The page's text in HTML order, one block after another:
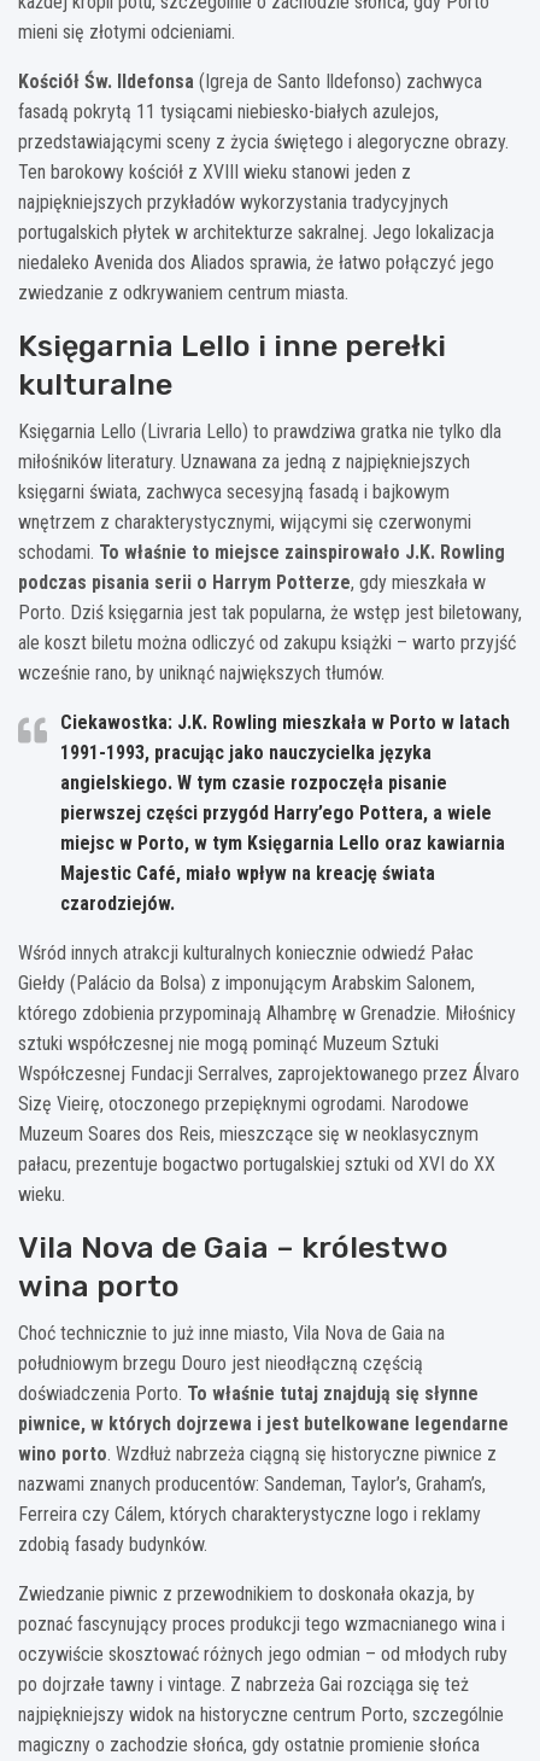
mieni się złotymi odcieniami.
Kościół Św. Ildefonsa (Igreja de Santo Ildefonso) zachwyca
fasadą pokrytą 11 tysiącami niebiesko-białych azulejos,
przedstawiającymi sceny z życia świętego i alegoryczne obrazy.
Ten barokowy kościół z XVIII wieku stanowi jeden z
najpiękniejszych przykładów wykorzystania tradycyjnych
portugalskich płytek w architekturze sakralnej. Jego lokalizacja
niedaleko Avenida dos Aliados sprawia, że łatwo połączyć jego
zwiedzanie z odkrywaniem centrum miasta.
Księgarnia Lello i inne perełki
kulturalne
Księgarnia Lello (Livraria Lello) to prawdziwa gratka nie tylko dla
miłośników literatury. Uznawana za jedną z najpiękniejszych
księgarni świata, zachwyca secesyjną fasadą i bajkowym
wnętrzem z charakterystycznymi, wijącymi się czerwonymi
schodami. To właśnie to miejsce zainspirowało J.K. Rowling
podczas pisania serii o Harrym Potterze, gdy mieszkała w
Porto. Dziś księgarnia jest tak popularna, że wstęp jest biletowany,
ale koszt biletu można odliczyć od zakupu książki – warto przyjść
wcześnie rano, by uniknąć największych tłumów.
Ciekawostka: J.K. Rowling mieszkała w Porto w latach
1991-1993, pracując jako nauczycielka języka
angielskiego. W tym czasie rozpoczęła pisanie
pierwszej części przygód Harry’ego Pottera, a wiele
miejsc w Porto, w tym Księgarnia Lello oraz kawiarnia
Majestic Café, miało wpływ na kreację świata
czarodziejów.
Wśród innych atrakcji kulturalnych koniecznie odwiedź Pałac
Giełdy (Palácio da Bolsa) z imponującym Arabskim Salonem,
którego zdobienia przypominają Alhambrę w Grenadzie. Miłośnicy
sztuki współczesnej nie mogą pominąć Muzeum Sztuki
Współczesnej Fundacji Serralves, zaprojektowanego przez Álvaro
Sizę Vieirę, otoczonego przepięknymi ogrodami. Narodowe
Muzeum Soares dos Reis, mieszczące się w neoklasycznym
pałacu, prezentuje bogactwo portugalskiej sztuki od XVI do XX
wieku.
Vila Nova de Gaia – królestwo
wina porto
Choć technicznie to już inne miasto, Vila Nova de Gaia na
południowym brzegu Douro jest nieodłączną częścią
doświadczenia Porto. To właśnie tutaj znajdują się słynne
piwnice, w których dojrzewa i jest butelkowane legendarne
wino porto. Wzdłuż nabrzeża ciągną się historyczne piwnice z
nazwami znanych producentów: Sandeman, Taylor’s, Graham’s,
Ferreira czy Cálem, których charakterystyczne logo i reklamy
zdobią fasady budynków.
Zwiedzanie piwnic z przewodnikiem to doskonała okazja, by
poznać fascynujący proces produkcji tego wzmacnianego wina i
oczywiście skosztować różnych jego odmian – od młodych ruby
po dojrzałe tawny i vintage. Z nabrzeża Gai rozciąga się też
najpiękniejszy widok na historyczne centrum Porto, szczególnie
magiczny o zachodzie słońca, gdy ostatnie promienie słońca